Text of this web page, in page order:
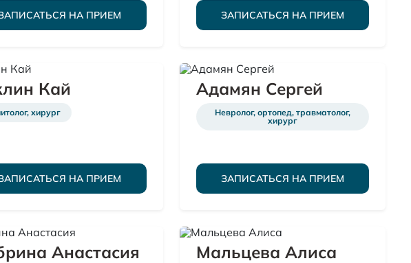
НА ПРИЕМ ЗАПИСАТЬСЯ НА ПРИЕМ
Кай
хирург
НА ПРИЕМ
Адамян Сергей
Невролог, ортопед, травматолог,
хирург
ЗАПИСАТЬСЯ НА ПРИЕМ
Анастасия Мальцева Алиса